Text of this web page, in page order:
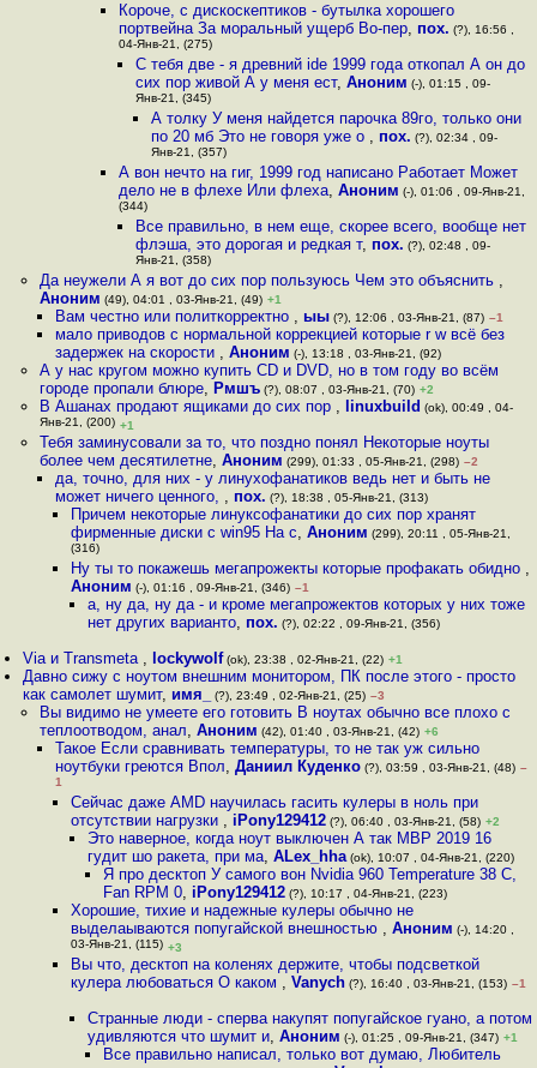
Короче, с дискоскептиков - бутылка хорошего
портвейна За моральный ущерб Во-пер, пох. (?), 16:56 ,
04-Янв-21, (275)
С тебя две - я древний ide 1999 года откопал А он до
сих пор живой А у меня ест, Аноним (-), 01:15 , 09-
Янв-21, (345)
А толку У меня найдется парочка 89го, только они
по 20 мб Это не говоря уже о , пох. (?), 02:34 , 09-
Янв-21, (357)
А вон нечто на гиг, 1999 год написано Работает Может
дело не в флехе Или флеха,Аноним (-), 01:06 , 09-Янв-21,
(344)
Все правильно, в нем еще, скорее всего, вообще нет
флэша, это дорогая и редкая т, пох. (?), 02:48 , 09-
Янв-21, (358)
Да неужели А я вот до сих пор пользуюсь Чем это объяснить ,
Аноним (49), 04:01 , 03-Янв-21, (49) +1
Вам честно или политкорректно , ыы(?), 12:06 , 03-Янв-21, (87) –1
мало приводов с нормальной коррекцией которые r w всё без
задержек на скорости , Аноним (-), 13:18 , 03-Янв-21, (92)
А у нас кругом можно купить CD и DVD, но в том году во всём
городе пропали блюре, Рмшъ(?), 08:07 , 03-Янв-21, (70) +2
В Ашанах продают ящиками до сих пор , linuxbuild (ok), 00:49 , 04-
Янв-21, (200) +1
Тебя заминусовали за то, что поздно понял Некоторые ноуты
более чем десятилетне, Аноним (299), 01:33 , 05-Янв-21, (298) –2
да, точно, для них - у линухофанатиков ведь нет и быть не
может ничего ценного, , пох. (?), 18:38 , 05-Янв-21, (313)
Причем некоторые линуксофанатики до сих пор хранят
фирменные диски с win95 На с,Аноним (299), 20:11 , 05-Янв-21,
(316)
Ну ты то покажешь мегапрожекты которые профакать обидно ,
Аноним (-), 01:16 , 09-Янв-21, (346) –1
а, ну да, ну да - и кроме мегапрожектов которых у них тоже
нет других варианто, пох. (?), 02:22 , 09-Янв-21, (356)
Via и Transmeta , lockywolf(ok), 23:38 , 02-Янв-21, (22) +1
Давно сижу с ноутом внешним монитором, ПК после этого - просто
как самолет шумит, имя_ (?), 23:49 , 02-Янв-21, (25) –3
Вы видимо не умеете его готовить В ноутах обычно все плохо с
теплоотводом, анал, Аноним (42), 01:40 , 03-Янв-21, (42) +6
Такое Если сравнивать температуры, то не так уж сильно
ноутбуки греются Впол, Даниил Куденко(?), 03:59 , 03-Янв-21, (48) –
1
Сейчас даже AMD научилась гасить кулеры в ноль при
отсутствии нагрузки , iPony129412 (?), 06:40 , 03-Янв-21, (58) +2
Это наверное, когда ноут выключен А так MBP 2019 16
гудит шо ракета, при ма, ALex_hha(ok), 10:07 , 04-Янв-21, (220)
Я про десктоп У самого вон Nvidia 960 Temperature 38 C,
Fan RPM 0, iPony129412(?), 10:17 , 04-Янв-21, (223)
Хорошие, тихие и надежные кулеры обычно не
выделаываются попугайской внешностью ,Аноним (-), 14:20 ,
03-Янв-21, (115) +3
Вы что, десктоп на коленях держите, чтобы подсветкой
кулера любоваться О каком ,Vanych (?), 16:40 , 03-Янв-21, (153) –1
Странные люди - сперва накупят попугайское гуано, а потом
удивляются что шумит и, Аноним (-), 01:25 , 09-Янв-21, (347) +1
Все правильно написал, только вот думаю, Любитель